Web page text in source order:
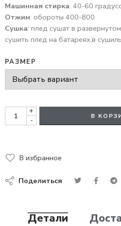
Машинная стирка: 40-60
Отжим: обороты 400-800
Сушка: плед сушат в
сушить плед на батареях,в
РАЗМЕР
+
-
В
В избранное
Поделиться
Детали